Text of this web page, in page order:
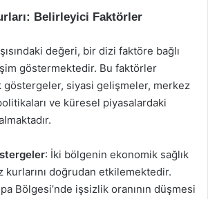
Belirleyici Faktörler
değeri, bir dizi faktöre bağlı
göstermektedir. Bu faktörler
göstergeler, siyasi gelişmeler, merkez
ve küresel piyasalardaki
: İki bölgenin ekonomik sağlık
kurlarını doğrudan etkilemektedir.
Bölgesi’nde işsizlik oranının düşmesi